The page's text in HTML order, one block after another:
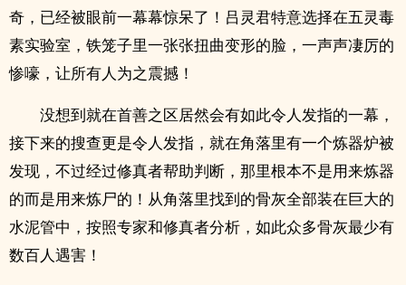
奇，已经被眼前一幕幕惊呆了！吕灵君特意选择在五灵毒
素实验室，铁笼子里一张张扭曲变形的脸，一声声凄厉的
惨嚎，让所有人为之震撼！
没想到就在首善之区居然会有如此令人发指的一幕，
接下来的搜查更是令人发指，就在角落里有一个炼器炉被
发现，不过经过修真者帮助判断，那里根本不是用来炼器
的而是用来炼尸的！从角落里找到的骨灰全部装在巨大的
水泥管中，按照专家和修真者分析，如此众多骨灰最少有
数百人遇害！